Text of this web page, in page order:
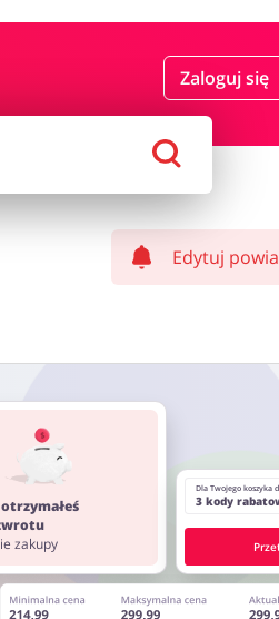
Zaloguj się
Edytuj
zakupy
Dla Twojego koszyka
3 kody